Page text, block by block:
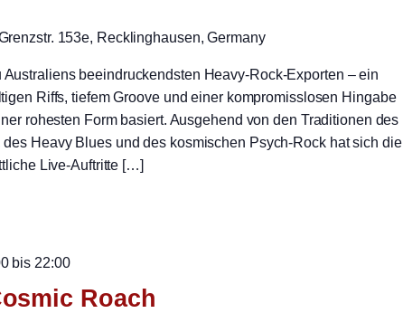
153e, Recklinghausen, Germany
beeindruckendsten Heavy-Rock-Exporten – ein
Riffs, tiefem Groove und einer kompromisslosen Hingabe
rohesten Form basiert. Ausgehend von den Traditionen des
des Heavy Blues und des kosmischen Psych-Rock hat sich die
Live-Auftritte […]
Roach
bis 22:00